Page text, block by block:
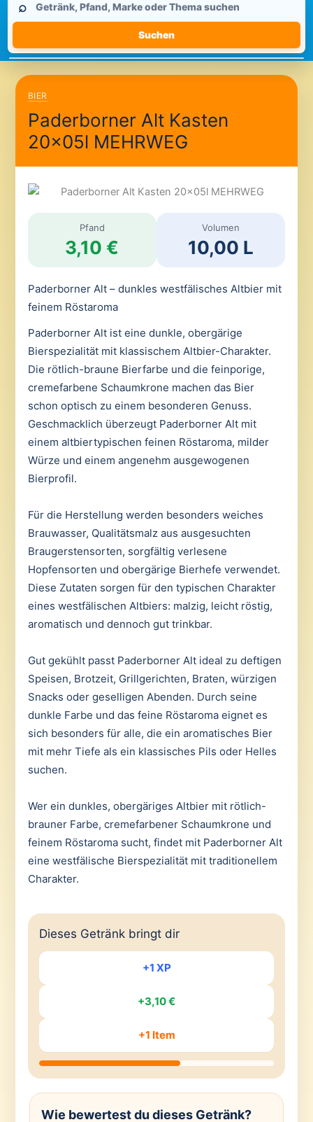
durchsuchen
⌕
Suchen
BIER
Paderborner Alt Kasten
20x05l MEHRWEG
Pfand
3,10 €
Volumen
10,00 L
Paderborner Alt – dunkles westfälisches Altbier mit
feinem Röstaroma
Paderborner Alt ist eine dunkle, obergärige
Bierspezialität mit klassischem Altbier-Charakter.
Die rötlich-braune Bierfarbe und die feinporige,
cremefarbene Schaumkrone machen das Bier
schon optisch zu einem besonderen Genuss.
Geschmacklich überzeugt Paderborner Alt mit
einem altbiertypischen feinen Röstaroma, milder
Würze und einem angenehm ausgewogenen
Bierprofil.
Für die Herstellung werden besonders weiches
Brauwasser, Qualitätsmalz aus ausgesuchten
Braugerstensorten, sorgfältig verlesene
Hopfensorten und obergärige Bierhefe verwendet.
Diese Zutaten sorgen für den typischen Charakter
eines westfälischen Altbiers: malzig, leicht röstig,
aromatisch und dennoch gut trinkbar.
Gut gekühlt passt Paderborner Alt ideal zu deftigen
Speisen, Brotzeit, Grillgerichten, Braten, würzigen
Snacks oder geselligen Abenden. Durch seine
dunkle Farbe und das feine Röstaroma eignet es
sich besonders für alle, die ein aromatisches Bier
mit mehr Tiefe als ein klassisches Pils oder Helles
suchen.
Wer ein dunkles, obergäriges Altbier mit rötlich-
brauner Farbe, cremefarbener Schaumkrone und
feinem Röstaroma sucht, findet mit Paderborner Alt
eine westfälische Bierspezialität mit traditionellem
Charakter.
Dieses Getränk bringt dir
+1 XP
+3,10 €
+1 Item
Wie bewertest du dieses Getränk?